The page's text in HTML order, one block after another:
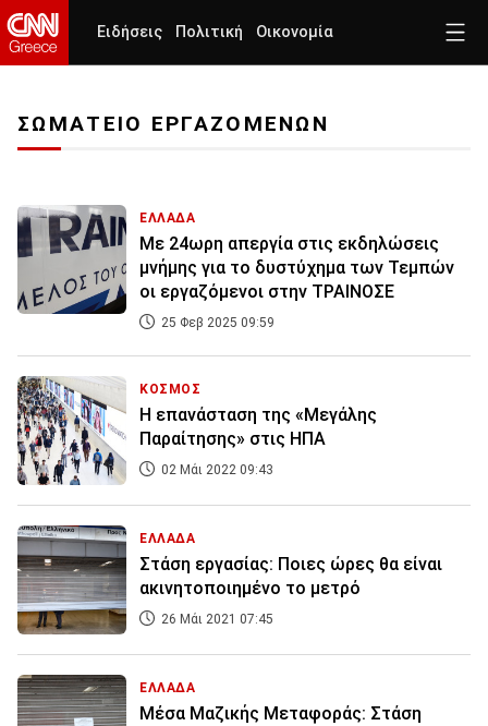
Ειδήσεις Πολιτική Οικονομία
ΣΩΜΑΤΕΙΟ ΕΡΓΑΖΟΜΕΝΩΝ
ΕΛΛΑΔΑ
Με 24ωρη απεργία στις εκδηλώσεις
μνήμης για το δυστύχημα των Τεμπών
οι εργαζόμενοι στην ΤΡΑΙΝΟΣΕ
25 Φεβ 2025 09:59
ΚΟΣΜΟΣ
Η επανάσταση της «Μεγάλης
Παραίτησης» στις ΗΠΑ
02 Μάι 2022 09:43
ΕΛΛΑΔΑ
Στάση εργασίας: Ποιες ώρες θα είναι
ακινητοποιημένο το μετρό
26 Μάι 2021 07:45
ΕΛΛΑΔΑ
Μέσα Μαζικής Μεταφοράς: Στάση